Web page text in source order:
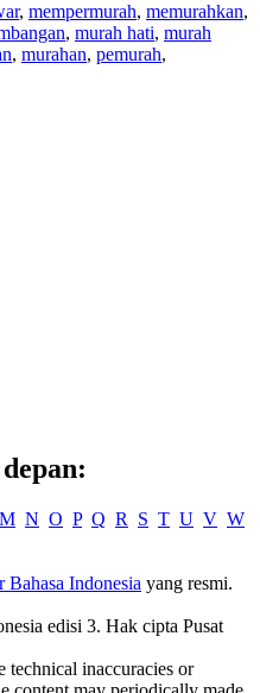
, mempermurah, memurahkan,
, murah hati, murah
, murahan, pemurah,
M N O P Q R S T U V W
Bahasa Indonesia yang resmi.
edisi 3. Hak cipta Pusat
technical inaccuracies or